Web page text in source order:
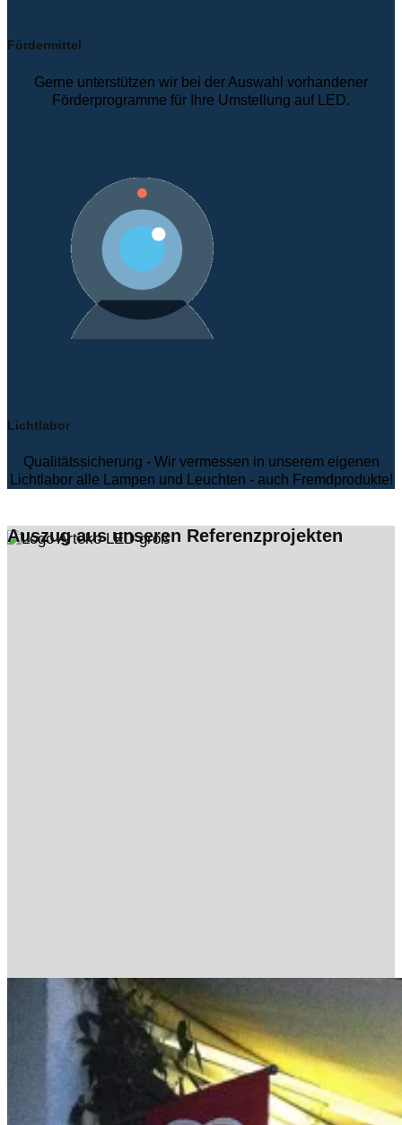
Fördermittel
Gerne unterstützen wir bei der Auswahl vorhandener
Förderprogramme für Ihre Umstellung auf LED.
Lichtlabor
Qualitätssicherung - Wir vermessen in unserem eigenen
Lichtlabor alle Lampen und Leuchten - auch Fremdprodukte!
Auszug aus unseren Referenzprojekten